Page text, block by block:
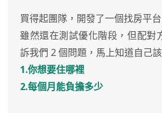
買得起團隊，開發了一個找房平
雖然還在測試優化階段，但配對
訴我們 2 個問題，馬上知道自己
1.你想要住哪裡
2.每個月能負擔多少